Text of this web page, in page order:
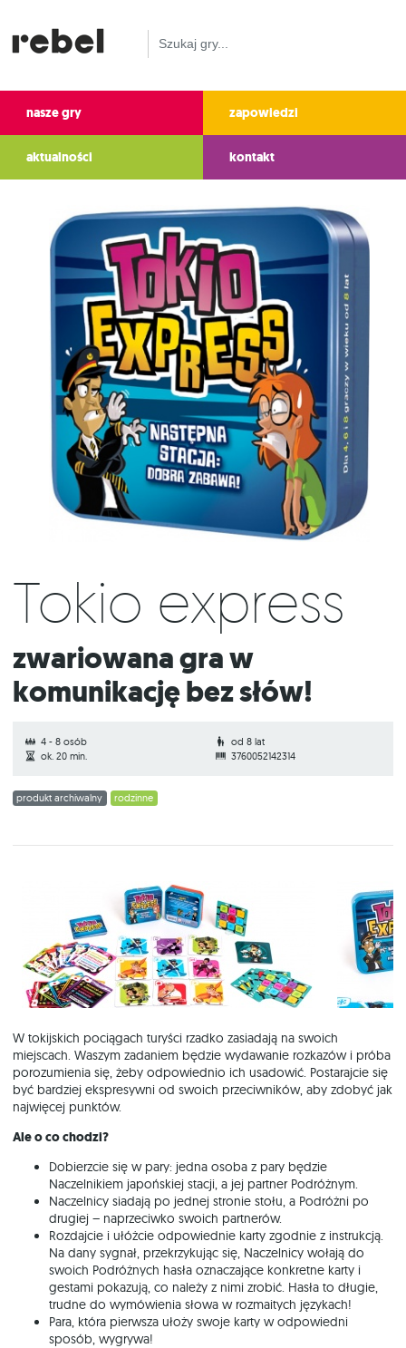
nasze gry zapowiedzi
aktualności kontakt
Tokio express
Zwariowana gra w
komunikację bez słów!
4 - 8 osób
od 8 lat
ok. 20 min.
3760052142314
produkt archiwalny rodzinne
W tokijskich pociągach turyści rzadko zasiadają na swoich
miejscach. Waszym zadaniem będzie wydawanie rozkazów i próba
porozumienia się, żeby odpowiednio ich usadowić. Postarajcie się
być bardziej ekspresywni od swoich przeciwników, aby zdobyć jak
najwięcej punktów.
Ale o co chodzi?
Dobierzcie się w pary: jedna osoba z pary będzie
Naczelnikiem japońskiej stacji, a jej partner Podróżnym.
Naczelnicy siadają po jednej stronie stołu, a Podróżni po
drugiej – naprzeciwko swoich partnerów.
Rozdajcie i ułóżcie odpowiednie karty zgodnie z instrukcją.
Na dany sygnał, przekrzykując się, Naczelnicy wołają do
swoich Podróżnych hasła oznaczające konkretne karty i
gestami pokazują, co należy z nimi zrobić. Hasła to długie,
trudne do wymówienia słowa w rozmaitych językach!
Para, która pierwsza ułoży swoje karty w odpowiedni
sposób, wygrywa!